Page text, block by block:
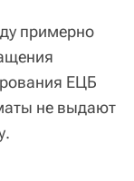
примерно
ЕЦБ
не выдают